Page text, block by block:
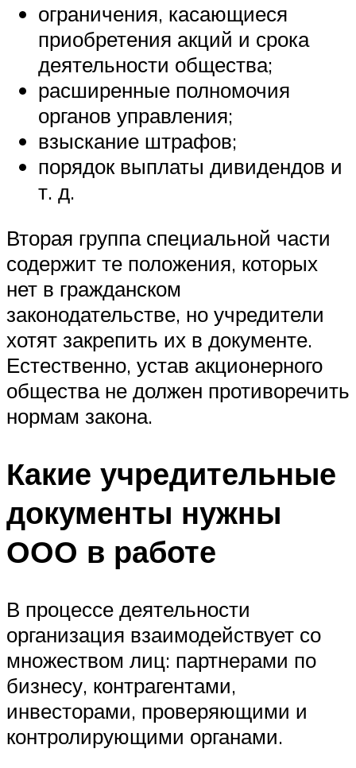
ограничения, касающиеся
приобретения акций и срока
деятельности общества;
расширенные полномочия
органов управления;
взыскание штрафов;
порядок выплаты дивидендов и
т. д.
Вторая группа специальной части
содержит те положения, которых
нет в гражданском
законодательстве, но учредители
хотят закрепить их в документе.
Естественно, устав акционерного
общества не должен противоречить
нормам закона.
Какие учредительные
документы нужны
ООО в работе
В процессе деятельности
организация взаимодействует со
множеством лиц: партнерами по
бизнесу, контрагентами,
инвесторами, проверяющими и
контролирующими органами.